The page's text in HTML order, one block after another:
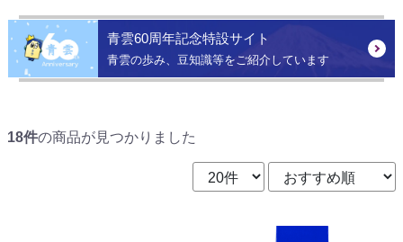
青雲60周年記念特設サイト
青雲の歩み、豆知識等をご紹介しています
18件の商品が見つかりました